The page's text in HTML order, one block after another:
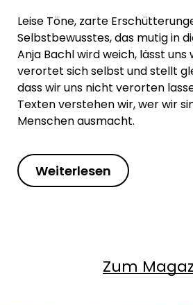
Leise Töne, zarte
Selbstbewusstes, das mutig in
Anja Bachl wird weich, lässt uns
verortet sich selbst und stellt
dass wir uns nicht verorten
Texten verstehen wir, wer wir
Menschen ausmacht.
Weiterlesen
Zum